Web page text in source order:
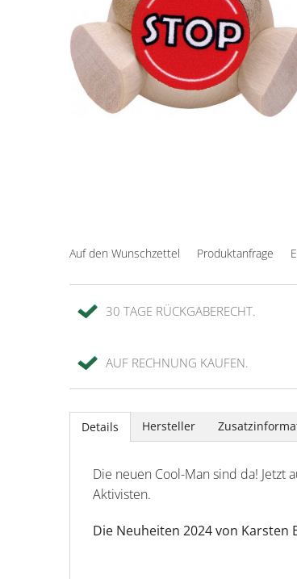
Auf den Wunschzettel Produktanfrage
30 TAGE RÜCKGABERECHT.
AUF RECHNUNG KAUFEN.
Details Hersteller
Die neuen Cool-Man sind da! Jetzt
Aktivisten.
Die Neuheiten 2024 von Karsten